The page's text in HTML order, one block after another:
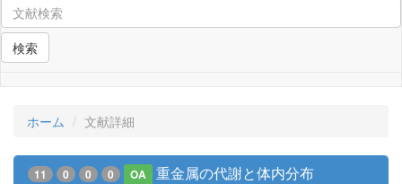
検索
ホーム 文献詳細
11 0 0 0 OA 重金属の代謝と体内分布